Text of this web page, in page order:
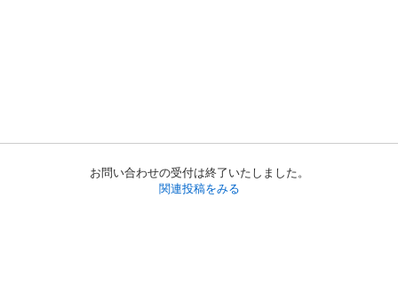
お問い合わせの受付は終了いたしました。
関連投稿をみる